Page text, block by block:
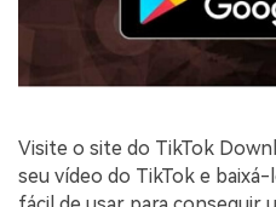
Visite o site do TikTok
seu vídeo do TikTok e baixá-